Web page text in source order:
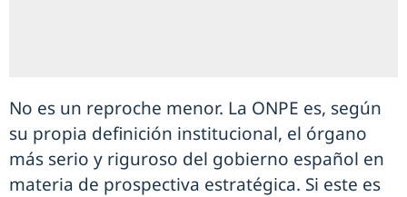
No es un reproche menor. La ONPE es, según
su propia definición institucional, el órgano
más serio y riguroso del gobierno español en
materia de prospectiva estratégica. Si este es